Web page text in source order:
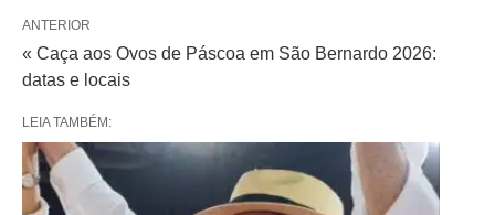
ANTERIOR
« Caça aos Ovos de Páscoa em São Bernardo 2026:
datas e locais
LEIA TAMBÉM: